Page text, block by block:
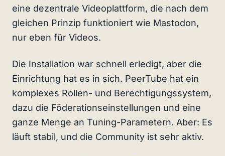
eine dezentrale Videoplattform, die nach dem
gleichen Prinzip funktioniert wie Mastodon,
nur eben für Videos.
Die Installation war schnell erledigt, aber die
Einrichtung hat es in sich. PeerTube hat ein
komplexes Rollen- und Berechtigungssystem,
dazu die Föderationseinstellungen und eine
ganze Menge an Tuning-Parametern. Aber: Es
läuft stabil, und die Community ist sehr aktiv.